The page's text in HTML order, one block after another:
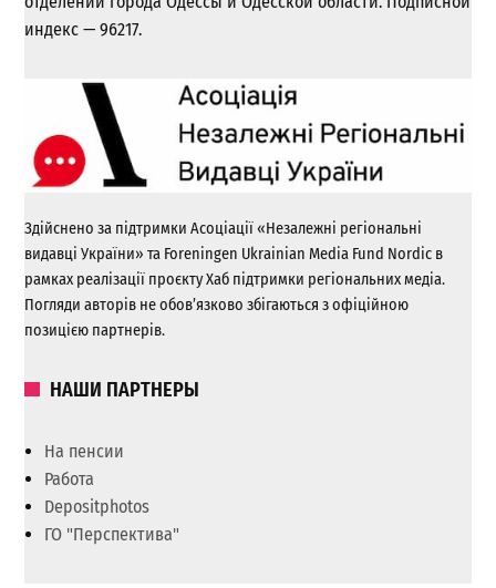
индекс — 96217.
Здійснено за підтримки Асоціації «Незалежні регіональні
видавці України» та Foreningen Ukrainian Media Fund Nordic в
рамках реалізації проєкту Хаб підтримки регіональних медіа.
Погляди авторів не обов’язково збігаються з офіційною
позицією партнерів.
НАШИ ПАРТНЕРЫ
На пенсии
Работа
Depositphotos
ГО "Перспектива"